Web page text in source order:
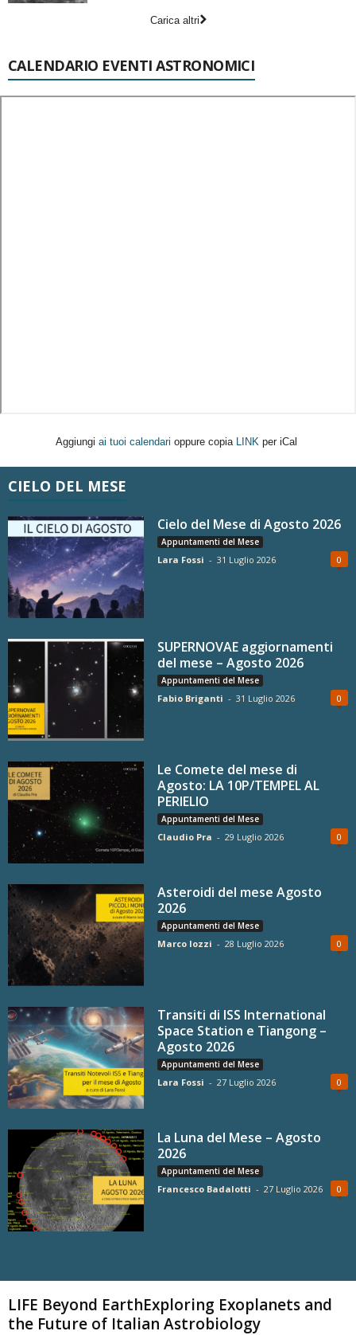
Carica altri
CALENDARIO EVENTI ASTRONOMICI
Aggiungi ai tuoi calendari oppure copia LINK per iCal
CIELO DEL MESE
Cielo del Mese di Agosto 2026
Appuntamenti del Mese
Lara Fossi - 31 Luglio 2026 0
SUPERNOVAE aggiornamenti
del mese – Agosto 2026
Appuntamenti del Mese
Fabio Briganti - 31 Luglio 2026 0
Le Comete del mese di
Agosto: LA 10P/TEMPEL AL
PERIELIO
Appuntamenti del Mese
Claudio Pra - 29 Luglio 2026 0
Asteroidi del mese Agosto
2026
Appuntamenti del Mese
Marco Iozzi - 28 Luglio 2026 0
Transiti di ISS International
Space Station e Tiangong –
Agosto 2026
Appuntamenti del Mese
Lara Fossi - 27 Luglio 2026 0
La Luna del Mese – Agosto
2026
Appuntamenti del Mese
Francesco Badalotti - 27 Luglio 2026 0
LIFE Beyond EarthExploring Exoplanets and
the Future of Italian Astrobiology